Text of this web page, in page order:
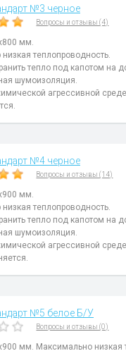
№3 черное
Вопросы и отзывы (4)
мм.
теплопроводность.
тепло под капотом на
шумоизоляция.
агрессивной
№4 черное
Вопросы и отзывы (14)
мм.
теплопроводность.
тепло под капотом на
шумоизоляция.
агрессивной
№5 белое Б/У
Вопросы и отзывы (0)
мм. Максимально низкая